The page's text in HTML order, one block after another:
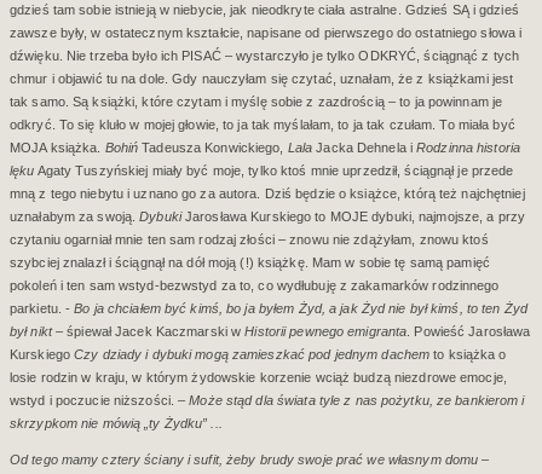
gdzieś tam sobie istnieją w niebycie, jak nieodkryte ciała astralne. Gdzieś SĄ i gdzieś
zawsze były, w ostatecznym kształcie, napisane od pierwszego do ostatniego słowa i
dźwięku. Nie trzeba było ich PISAĆ – wystarczyło je tylko ODKRYĆ, ściągnąć z tych
chmur i objawić tu na dole. Gdy nauczyłam się czytać, uznałam, że z książkami jest
tak samo. Są książki, które czytam i myślę sobie z zazdrością – to ja powinnam je
odkryć. To się kluło w mojej głowie, to ja tak myślałam, to ja tak czułam. To miała być
MOJA książka. Bohiń Tadeusza Konwickiego, Lala Jacka Dehnela iRodzinna historia
lęku Agaty Tuszyńskiej miały być moje, tylko ktoś mnie uprzedził, ściągnął je przede
mną z tego niebytu i uznano go za autora. Dziś będzie o książce, którą też najchętniej
uznałabym za swoją.DybukiJarosława Kurskiego to MOJE dybuki, najmojsze, a przy
czytaniu ogarniał mnie ten sam rodzaj złości – znowu nie zdążyłam, znowu ktoś
szybciej znalazł i ściągnął na dół moją (!) książkę. Mam w sobie tę samą pamięć
pokoleń i ten sam wstyd-bezwstyd za to, co wydłubuję z zakamarków rodzinnego
parkietu. -Bo ja chciałem być kimś, bo ja byłem Żyd, a jak Żyd nie był kimś, to ten Żyd
był nikt– śpiewał Jacek Kaczmarski wHistorii pewnego emigranta . Powieść Jarosława
KurskiegoCzy dziady i dybuki mogą zamieszkać pod jednym dachem to książka o
losie rodzin w kraju, w którym żydowskie korzenie wciąż budzą niezdrowe emocje,
wstyd i poczucie niższości. –Może stąd dla świata tyle z nas pożytku, ze bankierom i
skrzypkom nie mówią „ty Żydku” ...
Od tego mamy cztery ściany i sufit, żeby brudy swoje prać we własnym domu –